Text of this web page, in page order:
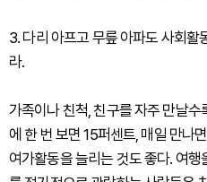
3. 다리 아프고 무릎 아파도 사회활
라.
가족이나 친척, 친구를 자주 만날
에 한 번 보면 15퍼센트, 매일 만나
여가활동을 늘리는 것도 좋다. 여행